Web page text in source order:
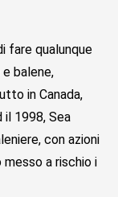
fare qualunque
balene,
in Canada,
il 1998, Sea
con azioni
a rischio i